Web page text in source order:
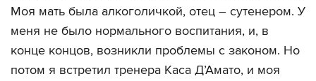
Моя мать была алкоголичкой, отец – сутенером. У
меня не было нормального воспитания, и, в
конце концов, возникли проблемы с законом. Но
потом я встретил тренера Каса Д’Амато, и моя